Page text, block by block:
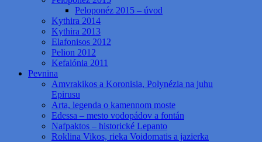
Peloponéz 2015 – úvod
Kythira 2014
Kythira 2013
Elafonisos 2012
Pelion 2012
Kefalónia 2011
Pevnina
Amvrakikos a Koronisia, Polynézia na juhu
Epirusu
Arta, legenda o kamennom moste
Edessa – mesto vodopádov a fontán
Nafpaktos – historické Lepanto
Roklina Vikos, rieka Voidomatis a jazierka